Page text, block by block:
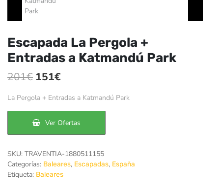
Escapada La Pergola +
Entradas a Katmandú Park
201€ El
precio
era:
201€.
151€
precio
es:
151€.
La Pergola + Entradas a Katmandú Park
Ver Ofertas
SKU: TRAVENTIA-1880511155
Categorías: Baleares, Escapadas, España
Etiqueta: Baleares